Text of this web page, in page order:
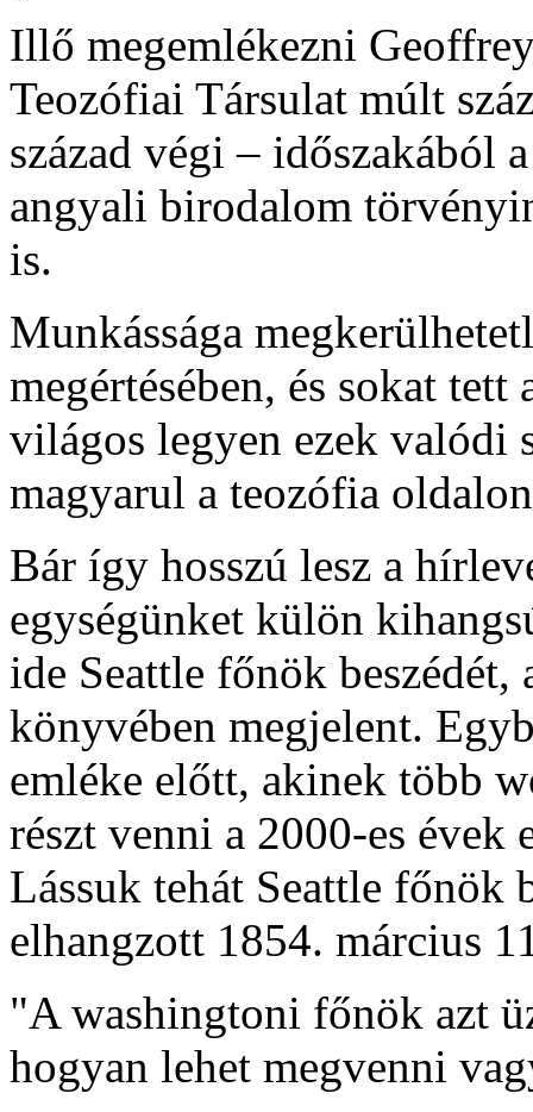
Illő megemlékezni
Teozófiai Társulat múlt
század végi – időszakából
angyali birodalom
is.
Munkássága
megértésében, és sokat
világos legyen ezek valódi
magyarul a teozófia
Bár így hosszú lesz a
egységünket külön
ide Seattle főnök
könyvében megjelent.
emléke előtt, akinek több
részt venni a 2000-es
Lássuk tehát Seattle főnök
elhangzott 1854. március
"A washingtoni főnök azt
hogyan lehet megvenni